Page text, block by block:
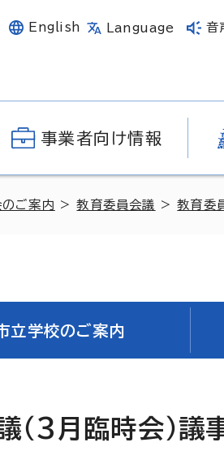
English Language 音
事業者向け情報
ご案内 >教育委員会議 >教育委
立学校のご案内
3月臨時会）議